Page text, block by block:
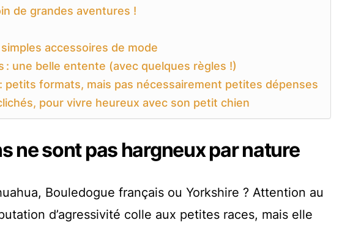
de grandes aventures !
accessoires de mode
: une belle entente (avec quelques règles !)
: petits formats, mais pas nécessairement petites dépenses
pour vivre heureux avec son petit chien
ne sont pas hargneux par nature
Bouledogue français ou Yorkshire ? Attention au
d’agressivité colle aux petites races, mais elle